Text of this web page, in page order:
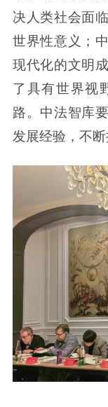
决人类社会面
世界性意义；
现代化的文明
了具有世界视
路。中法智库
发展经验，不断